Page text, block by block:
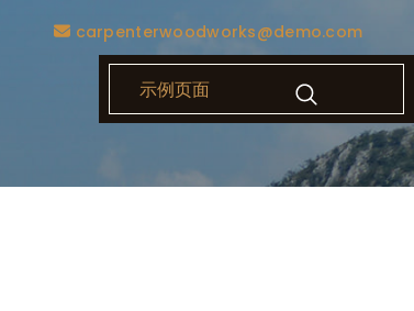
carpenterwoodworks@demo.com
示例页面